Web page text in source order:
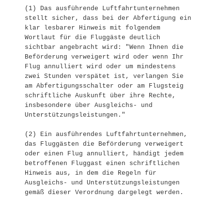
(1) Das ausführende Luftfahrtunternehmen
stellt sicher, dass bei der Abfertigung ein
klar lesbarer Hinweis mit folgendem
Wortlaut für die Fluggäste deutlich
sichtbar angebracht wird: "Wenn Ihnen die
Beförderung verweigert wird oder wenn Ihr
Flug annulliert wird oder um mindestens
zwei Stunden verspätet ist, verlangen Sie
am Abfertigungsschalter oder am Flugsteig
schriftliche Auskunft über ihre Rechte,
insbesondere über Ausgleichs- und
Unterstützungsleistungen."
(2) Ein ausführendes Luftfahrtunternehmen,
das Fluggästen die Beförderung verweigert
oder einen Flug annulliert, händigt jedem
betroffenen Fluggast einen schriftlichen
Hinweis aus, in dem die Regeln für
Ausgleichs- und Unterstützungsleistungen
gemäß dieser Verordnung dargelegt werden.